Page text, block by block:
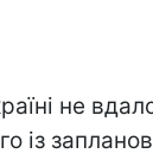
не
із